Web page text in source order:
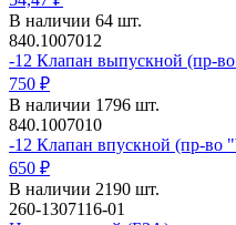
В наличии 64 шт.
840.1007012
-12 Клапан выпускной (пр-
750 ₽
В наличии 1796 шт.
840.1007010
-12 Клапан впускной (пр-во
650 ₽
В наличии 2190 шт.
260-1307116-01